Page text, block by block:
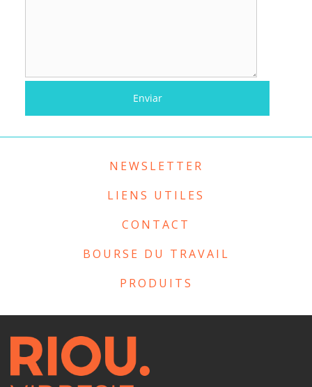
NEWSLETTER
LIENS UTILES
CONTACT
BOURSE DU TRAVAIL
PRODUITS